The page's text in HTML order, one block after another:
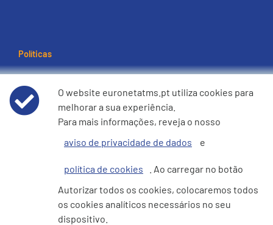
Políticas
Termos e condições de utilização
Aviso de Privacidade de Dados
Política de cookies
e360 Declaração sobre Escravatura Moderna e Tráfico de
Seres Humanos
O website euronetatms.pt utiliza cookies para
melhorar a sua experiência.
Para mais informações, reveja o nosso
aviso de privacidade de dados
e
política de cookies
. Ao carregar no botão
Autorizar todos os cookies, colocaremos todos
os cookies analíticos necessários no seu
dispositivo.